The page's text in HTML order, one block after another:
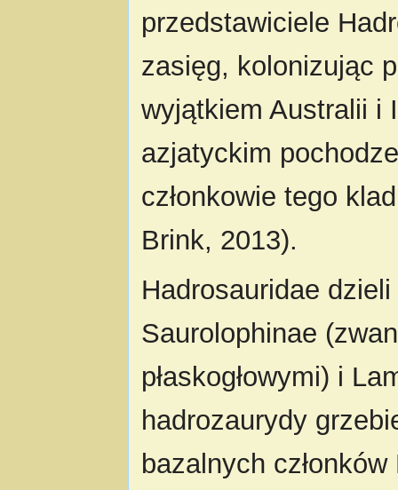
przedstawiciele
zasięg, kolonizując
wyjątkiem Australii i
azjatyckim
członkowie tego
Brink, 2013).
Hadrosauridae
Saurolophinae
płaskogłowymi) i
hadrozaurydy
bazalnych